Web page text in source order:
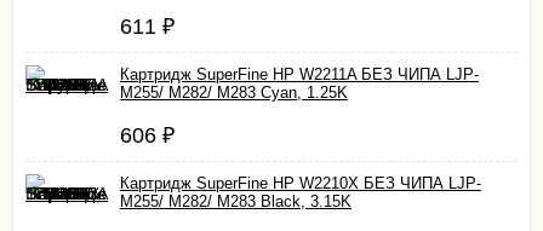
611 ₽
Картридж SuperFine HP W2211A БЕЗ ЧИПА LJP-
M255/ M282/ M283 Cyan, 1.25K
606 ₽
Картридж SuperFine HP W2210X БЕЗ ЧИПА LJP-
M255/ M282/ M283 Black, 3.15K